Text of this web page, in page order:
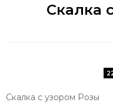
Скалка
Скалка с узором Розы